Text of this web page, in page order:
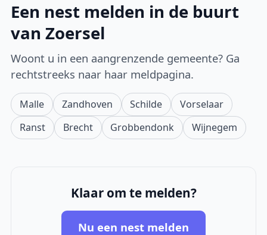
Een nest melden in de buurt
van Zoersel
Woont u in een aangrenzende gemeente? Ga
rechtstreeks naar haar meldpagina.
Malle Zandhoven Schilde
Vorselaar
Ranst
Brecht Grobbendonk Wijnegem
Klaar om te melden?
Nu een nest melden